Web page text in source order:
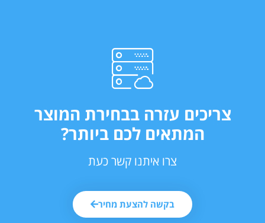
צריכים עזרה בבחירת המוצר
המתאים לכם ביותר?
צרו איתנו קשר כעת
בקשה להצעת מחיר